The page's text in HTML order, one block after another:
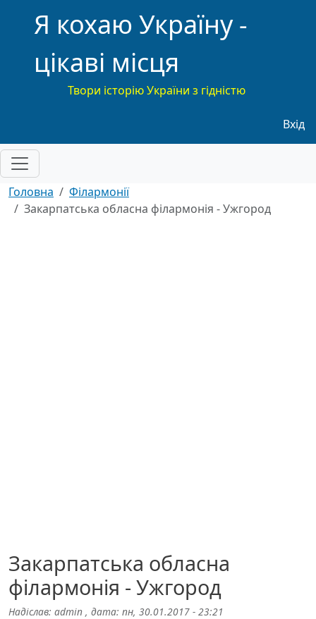
Я кохаю Україну -
цікаві місця
Твори історію України з гідністю
Вхід
Головна
Філармонії
Закарпатська обласна філармонія - Ужгород
Закарпатська обласна
філармонія - Ужгород
Надіслав: admin , дата: пн, 30.01.2017 - 23:21